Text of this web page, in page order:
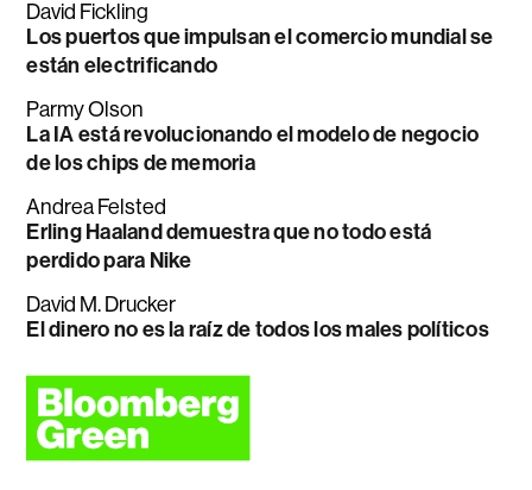
David Fickling
Los puertos que impulsan el comercio mundial se
están electrificando
Parmy Olson
La IA está revolucionando el modelo de negocio
de los chips de memoria
Andrea Felsted
Erling Haaland demuestra que no todo está
perdido para Nike
David M. Drucker
El dinero no es la raíz de todos los males políticos